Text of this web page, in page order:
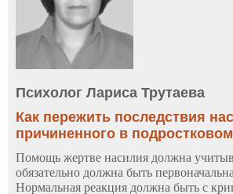
Психолог Лариса Трутаева
Как пережить последствия
причиненного в
Помощь жертве насилия должна
обязательно должна быть
Нормальная реакция должна быть с